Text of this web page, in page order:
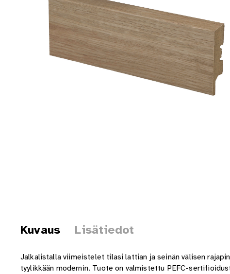
Kuvaus Lisätiedot
Jalkalistalla viimeistelet tilasi lattian ja seinän välisen
tyylikkään modernin. Tuote on valmistettu PEFC-